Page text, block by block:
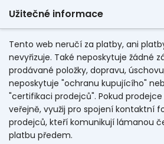
Užitečné informace
Tento web neručí za platby, ani
nevyřizuje. Také neposkytuje žádné
prodávané položky, dopravu,
neposkytuje "ochranu kupujícího"
"certifikaci prodejců". Pokud
veřejně, využij pro spojení kontaktní
prodejců, kteří komunikují lámanou
platbu předem.